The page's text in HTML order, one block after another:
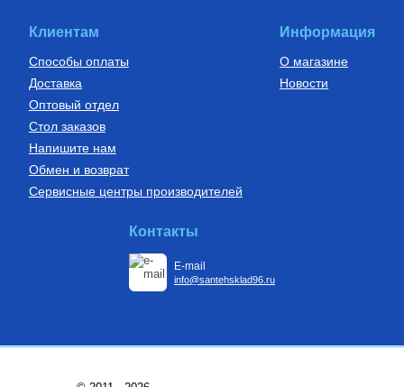
Клиентам
Способы оплаты
Доставка
Оптовый отдел
Стол заказов
Напишите нам
Обмен и возврат
Сервисные центры производителей
Информация
О магазине
Новости
Контакты
E-mail
info@santehsklad96.ru